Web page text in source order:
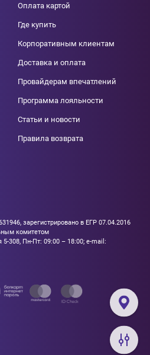
Оплата картой
Где купить
Корпоративным клиентам
Доставка и оплата
Провайдерам впечатлений
Программа лояльности
Статьи и новости
Правила возврата
зарегистрировано в ЕГР 07.04.2016
комитетом
308, Пн-Пт: 09:00 – 18:00; e-mail: